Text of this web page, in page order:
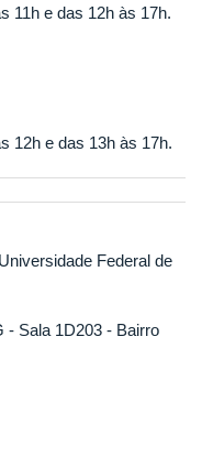
11h e das 12h às 17h.
12h e das 13h às 17h.
Federal de
- Sala 1D203 - Bairro